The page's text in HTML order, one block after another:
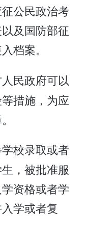
公民政治考
及国防部征
档案。
民政府可以
措施，为应
校录取或者
，被批准服
资格或者学
学或者复